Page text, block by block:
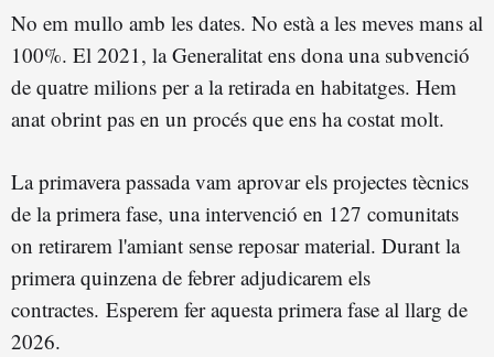
No em mullo amb les dates. No està a les meves mans al
100%. El 2021, la Generalitat ens dona una subvenció
de quatre milions per a la retirada en habitatges. Hem
anat obrint pas en un procés que ens ha costat molt.
La primavera passada vam aprovar els projectes tècnics
de la primera fase, una intervenció en 127 comunitats
on retirarem l'amiant sense reposar material. Durant la
primera quinzena de febrer adjudicarem els
contractes. Esperem fer aquesta primera fase al llarg de
2026.